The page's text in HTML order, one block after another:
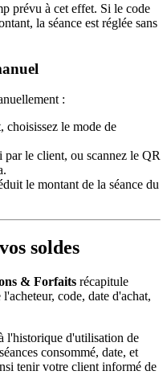
prévu à cet effet. Si le code
la séance est réglée sans
:
choisissez le mode de
le client, ou scannez le QR
le montant de la séance du
soldes
& Forfaits récapitule
code, date d'achat,
l'historique d'utilisation de
consommé, date, et
tenir votre client informé de